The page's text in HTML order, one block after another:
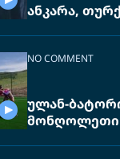
ანკარა,
NO COMMENT
ულან-
მონღოლეთი